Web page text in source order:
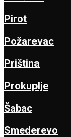
Pirot
Požarevac
Priština
Prokuplje
Šabac
Smederevo